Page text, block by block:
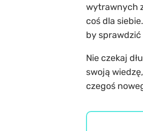
wytrawnych
coś dla
by sprawdzić
Nie czekaj
swoją
czegoś